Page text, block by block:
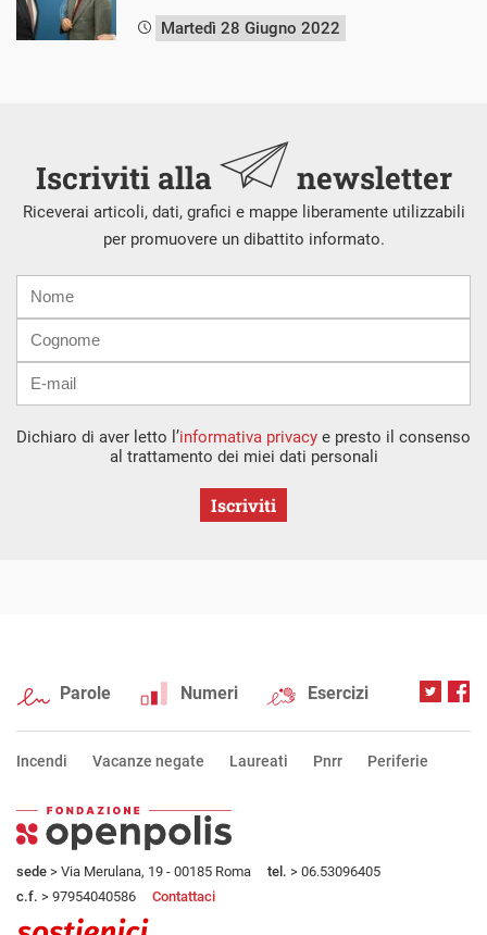
Martedì 28 Giugno 2022
Iscriviti alla newsletter
Riceverai articoli, dati, grafici e mappe liberamente utilizzabili
per promuovere un dibattito informato.
mail
Dichiaro di aver letto l’informativa privacy e presto il consenso
al trattamento dei miei dati personali
Iscriviti
Parole Numeri Esercizi
Incendi Vacanze negate Laureati Pnrr Periferie
sede > Via Merulana, 19 - 00185 Roma tel. > 06.53096405
c.f. > 97954040586 Contattaci